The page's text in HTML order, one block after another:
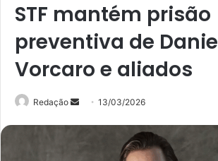
STF mantém prisão
preventiva de
Vorcaro e aliados
Redação
Mande13/03/2026